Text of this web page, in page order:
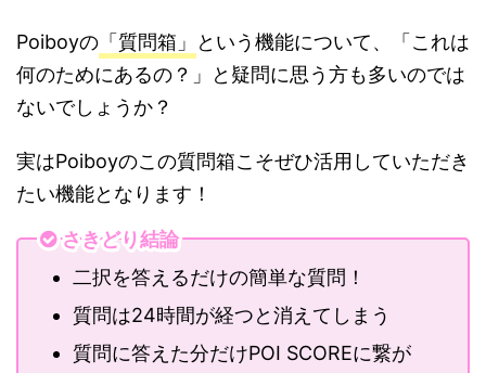
Poiboyの 「質問箱」
という機能について、「これは
何のためにあるの？」と疑問に思う方も多いのでは
ないでしょうか？
実はPoiboyのこの質問箱こそぜひ活用していただき
たい機能となります！
さきどり結論
二択を答えるだけの簡単な質問！
質問は24時間が経つと消えてしまう
質問に答えた分だけPOI SCOREに繋が